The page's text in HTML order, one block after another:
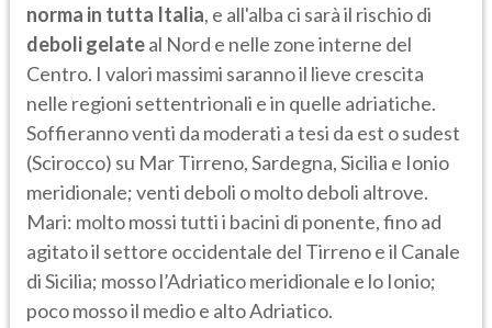
norma in tutta Italia, e all'alba ci sarà il rischio di
deboli gelateal Nord e nelle zone interne del
Centro. I valori massimi saranno il lieve crescita
nelle regioni settentrionali e in quelle adriatiche.
Soffieranno venti da moderati a tesi da est o sudest
(Scirocco) su Mar Tirreno, Sardegna, Sicilia e Ionio
meridionale; venti deboli o molto deboli altrove.
Mari: molto mossi tutti i bacini di ponente, fino ad
agitato il settore occidentale del Tirreno e il Canale
di Sicilia; mosso l’Adriatico meridionale e lo Ionio;
poco mosso il medio e alto Adriatico.